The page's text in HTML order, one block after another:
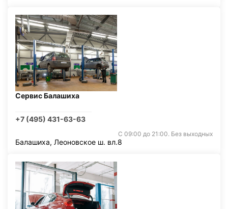
Сервис Балашиха
+7 (495) 431-63-63
С 09:00 до 21:00. Без выходных
Балашиха, Леоновское ш. вл.8